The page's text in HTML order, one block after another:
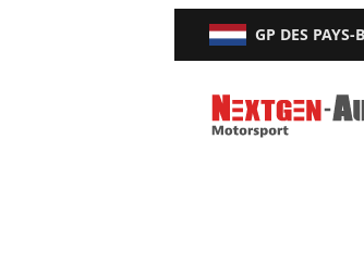
GP DES PAYS-
Nextgen-Auto.com